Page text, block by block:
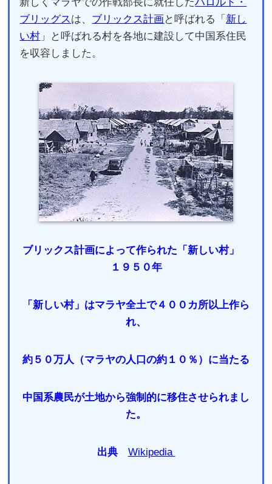
ブリッグスは、 ブリックス計画と呼ばれる「 新し
い村 」と呼ばれる村を各地に建設して中国系住民
を収容しました。
ブリックス計画によって作られた「新しい村」
１９５０年
「新しい村」はマラヤ全土で４００カ所以上作ら
れ、
約５０万人（マラヤの人口の約１０％）に当たる
中国系農民が土地から強制的に移住させられまし
た。
出典 Wikipedia